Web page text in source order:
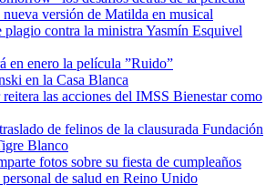
versión de Matilda en musical
plagio contra la ministra Yasmín Esquivel
en enero la película ”Ruido”
en la Casa Blanca
las acciones del IMSS Bienestar como
de felinos de la clausurada Fundación
Blanco
fotos sobre su fiesta de cumpleaños
de salud en Reino Unido